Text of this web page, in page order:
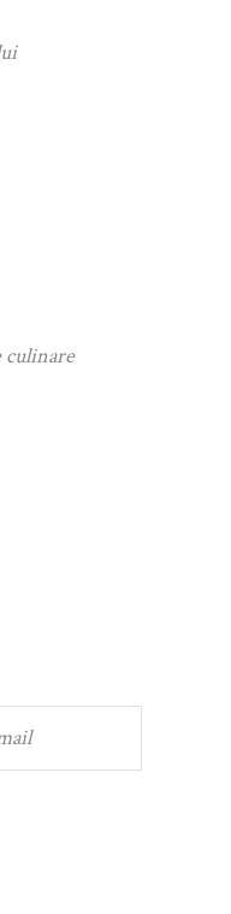
culinare